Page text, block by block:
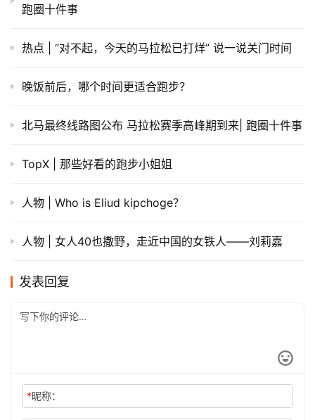
跑圈十件事
热点 | “对不起，今天的马拉松已打烊” 说一说关门时间
晚饭前后，哪个时间更适合跑步？
北马最终线路图公布 马拉松赛季高峰期到来| 跑圈十件事
TopX | 那些好看的跑步小姐姐
人物 | Who is Eliud kipchoge？
人物 | 女人40也撒野，走近中国的女铁人——刘莉嘉
发表回复
*昵称：